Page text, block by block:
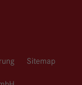
Sitemap